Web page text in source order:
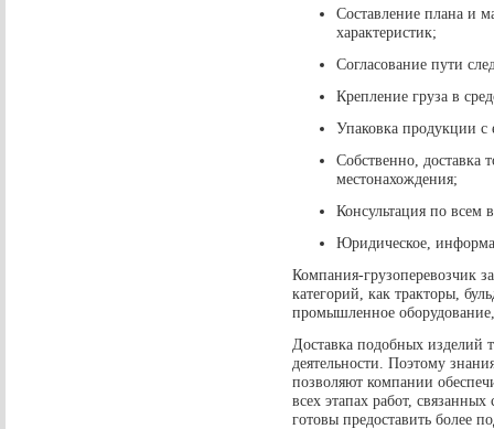
Составление плана и
характеристик;
Согласование пути
Крепление груза в
Упаковка продукции с
Собственно, доставка
местонахождения;
Консультация по всем
Юридическое,
Компания-грузоперевозчик
категорий, как тракторы,
промышленное
Доставка подобных изделий
деятельности. Поэтому
позволяют компании
всех этапах работ,
готовы предоставить более